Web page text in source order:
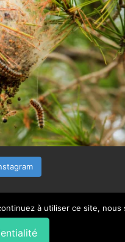
à utiliser ce site,